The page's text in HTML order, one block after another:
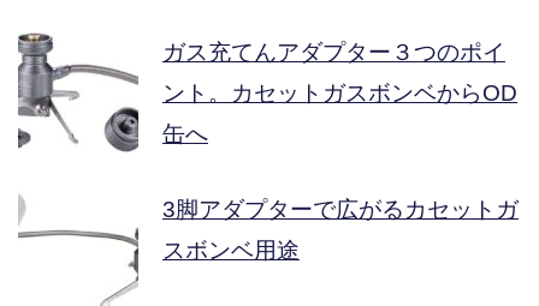
ガス充てんアダプター３つのポイ
ント。カセットガスボンベからOD
缶へ
3脚アダプターで広がるカセットガ
スボンベ用途